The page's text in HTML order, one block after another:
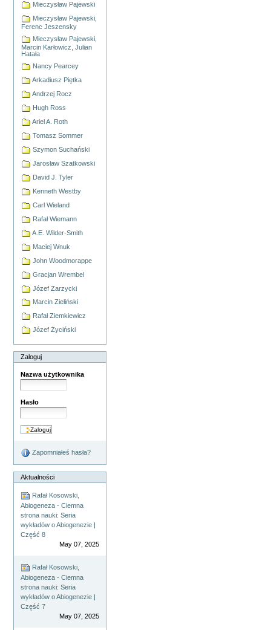
Mieczysław Pajewski
Mieczysław Pajewski,
Ferenc Jeszensky
Mieczysław Pajewski,
Marcin Karłowicz, Julian
Hatała
Nancy Pearcey
Arkadiusz Piętka
Andrzej Rocz
Hugh Ross
Ariel A. Roth
Tomasz Sommer
Szymon Suchański
Jarosław Szatkowski
David J. Tyler
Kenneth Westby
Carl Wieland
Rafał Wiemann
A.E. Wilder-Smith
Maciej Wnuk
John Woodmorappe
Gracjan Wrembel
Józef Zarzycki
Marcin Zieliński
Rafał Ziemkiewicz
Józef Życiński
Zaloguj
Nazwa użytkownika
Hasło
Zapomniałeś hasła?
Aktualności
Rafał Kosowski,
Abiogeneza - Ciemna
strona nauki: Seria
wykładów o Abiogenezie |
Część 8
May 07, 2025
Rafał Kosowski,
Abiogeneza - Ciemna
strona nauki: Seria
wykładów o Abiogenezie |
Część 7
May 07, 2025